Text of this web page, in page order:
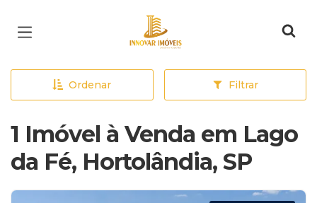
Página inicial
Ordenar Filtrar
1 Imóvel à Venda em Lago
da Fé, Hortolândia, SP